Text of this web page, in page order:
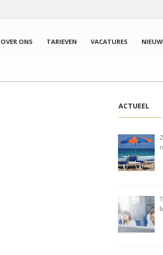
OVER ONS TARIEVEN VACATURES
ACTUEEL